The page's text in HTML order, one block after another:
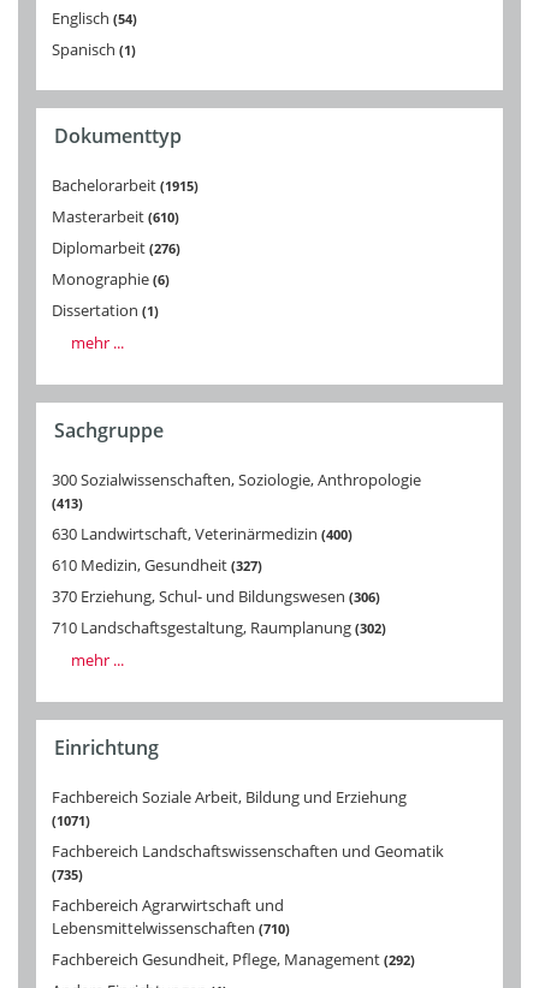
Englisch 54
Spanisch 1
Dokumenttyp
Bachelorarbeit 1915
Masterarbeit 610
Diplomarbeit 276
Monographie 6
Dissertation 1
mehr ...
Sachgruppe
300 Sozialwissenschaften, Soziologie, Anthropologie
413
630 Landwirtschaft, Veterinärmedizin 400
610 Medizin, Gesundheit 327
370 Erziehung, Schul- und Bildungswesen 306
710 Landschaftsgestaltung, Raumplanung 302
mehr ...
Einrichtung
Fachbereich Soziale Arbeit, Bildung und Erziehung
1071
Fachbereich Landschaftswissenschaften und Geomatik
735
Fachbereich Agrarwirtschaft und
Lebensmittelwissenschaften 710
Fachbereich Gesundheit, Pflege, Management 292